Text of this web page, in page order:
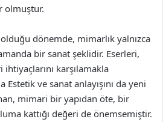
olmuştur.
dönemde, mimarlık yalnızca
bir sanat şeklidir. Eserleri,
karşılamakla
Estetik ve sanat anlayışını da yeni
mimari bir yapıdan öte, bir
kattığı değeri de önemsemiştir.